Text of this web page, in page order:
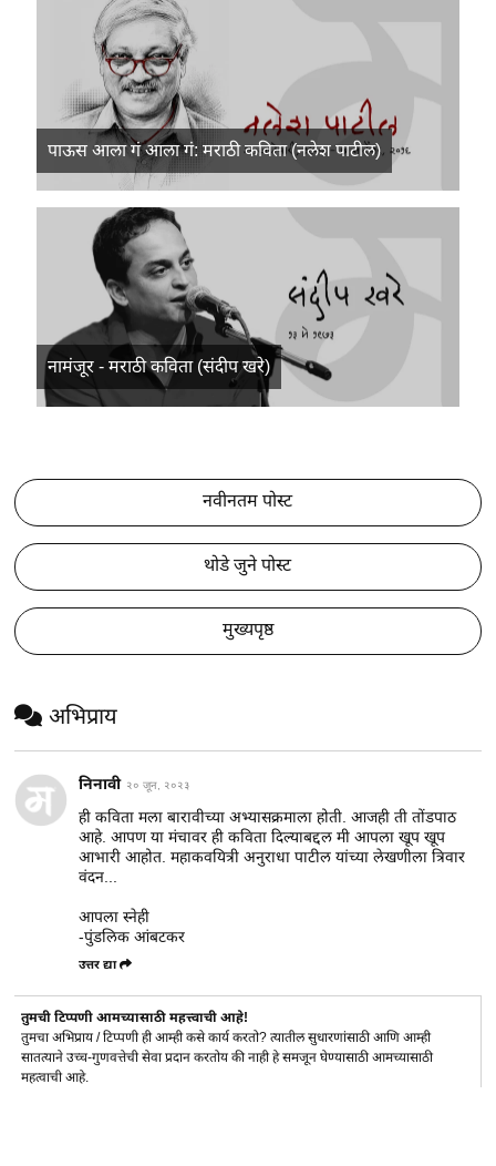
पाऊस आला गं आला गं: मराठी कविता (नलेश पाटील)
नामंजूर - मराठी कविता (संदीप खरे)
नवीनतम पोस्ट
थोडे जुने पोस्ट
मुख्यपृष्ठ
अभिप्राय
निनावी २० जून, २०२३
ही कविता मला बारावीच्या अभ्यासक्रमाला होती. आजही ती तोंडपाठ
आहे. आपण या मंचावर ही कविता दिल्याबद्दल मी आपला खूप खूप
आभारी आहोत. महाकवयित्री अनुराधा पाटील यांच्या लेखणीला त्रिवार
वंदन...
आपला स्नेही
-पुंडलिक आंबटकर
उत्तर द्या
तुमची टिप्पणी आमच्यासाठी महत्त्वाची आहे!
तुमचा अभिप्राय / टिप्पणी ही आम्ही कसे कार्य करतो? त्यातील सुधारणांसाठी आणि आम्ही
सातत्याने उच्च-गुणवत्तेची सेवा प्रदान करतोय की नाही हे समजून घेण्यासाठी आमच्यासाठी
महत्वाची आहे.